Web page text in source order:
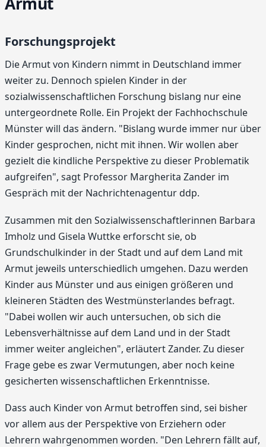
Forschungsprojekt
Die Armut von Kindern nimmt in Deutschland immer
weiter zu. Dennoch spielen Kinder in der
sozialwissenschaftlichen Forschung bislang nur eine
untergeordnete Rolle. Ein Projekt der Fachhochschule
Münster will das ändern. "Bislang wurde immer nur über
Kinder gesprochen, nicht mit ihnen. Wir wollen aber
gezielt die kindliche Perspektive zu dieser Problematik
aufgreifen", sagt Professor Margherita Zander im
Gespräch mit der Nachrichtenagentur ddp.
Zusammen mit den Sozialwissenschaftlerinnen Barbara
Imholz und Gisela Wuttke erforscht sie, ob
Grundschulkinder in der Stadt und auf dem Land mit
Armut jeweils unterschiedlich umgehen. Dazu werden
Kinder aus Münster und aus einigen größeren und
kleineren Städten des Westmünsterlandes befragt.
"Dabei wollen wir auch untersuchen, ob sich die
Lebensverhältnisse auf dem Land und in der Stadt
immer weiter angleichen", erläutert Zander. Zu dieser
Frage gebe es zwar Vermutungen, aber noch keine
gesicherten wissenschaftlichen Erkenntnisse.
Dass auch Kinder von Armut betroffen sind, sei bisher
vor allem aus der Perspektive von Erziehern oder
Lehrern wahrgenommen worden. "Den Lehrern fällt auf,